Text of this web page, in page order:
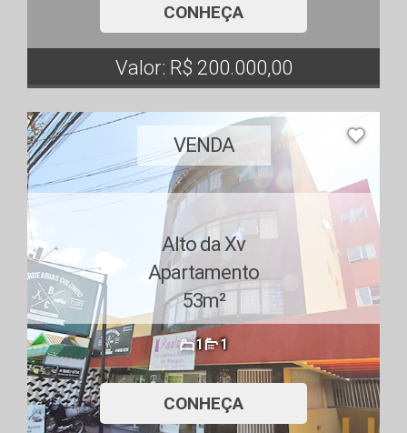
CONHEÇA
Valor: R$ 200.000,00
VENDA
Alto da Xv
Apartamento
53m²
1 1
CONHEÇA